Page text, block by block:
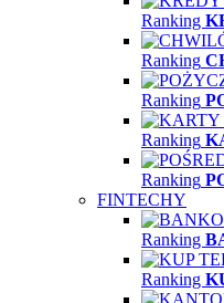
Ranking
Ranking
Ranking
Ranking
Ranking
FINTECHY
Ranking
Ranking